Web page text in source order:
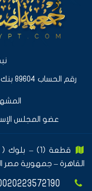
رقم الحساب 89604 بنك فيصل الإسلامي - فرع مصر الجديدة
المشهرة
عضو المجلس
القاهرة – جمهورية مصر